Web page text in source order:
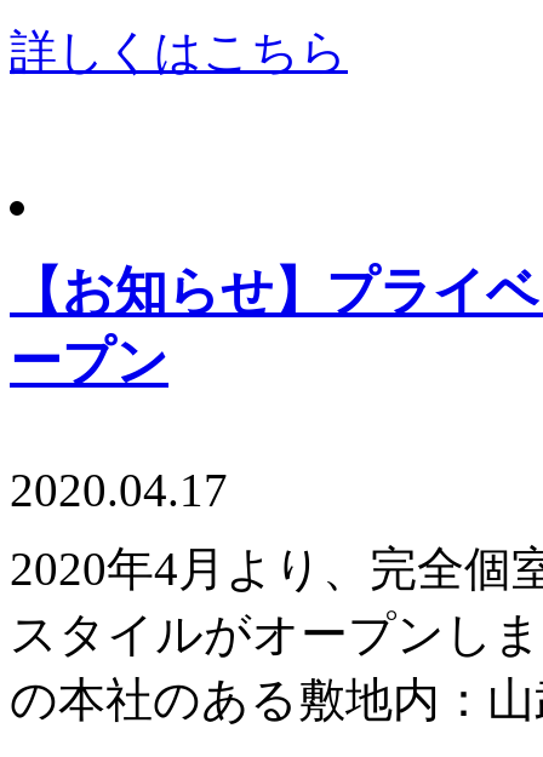
詳しくはこちら
【お知らせ】プライ
ープン
2020.04.17
2020年4月より、完全
スタイルがオープンし
の本社のある敷地内：